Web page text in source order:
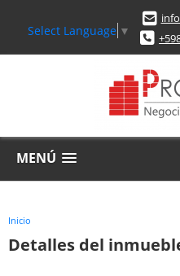
Select Language ▼
MENÚ
Inicio
Detalles del